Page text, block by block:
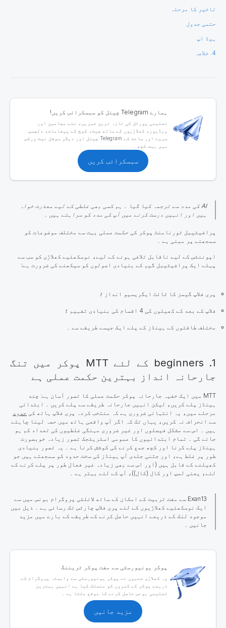
تاخیر کا مرحلہ
حتمی جدول
ہیڈ اپ
4. خلاصہ
ہمارے Telegram چینل کو سبسکرائب کریں!
تعلیمی پورٹل کی تازہ ترین خبریں، نئے مضامین اور
ویڈیوز، کھلاڑیوں کے ساتھ چیٹ، کوچ کے پیغامات، دلچسپ
سروے اور سائٹ کے Telegram چینل اور دیگر سوشل نیٹ ورکس
میں بہت کچھ ۔
سبسکرائب کریں
AI کی مدد سے ترجمہ کیا گیا ۔ ہم کسی بھی غلطی کے لیے معذرت خواہ
ہیں اور انہیں درست کرنے میں آپ کی مدد کو سراہتے ہیں ۔
پرافیٹیبل ٹورنامنٹ پوکر کی حکمت عملی بہت سے مختلف موضوعات کو
سمجھنے پر مبنی ہے ۔
اپوننٹس کے لیے ناقابل تلافی ہونے کے لیے، نوسکھئیے کھلاڑی کو سب سے
پہلے ایک پرافیٹیبل گیم کے بنیادی اصولوں کو سیکھنے کی ضرورت ہے:
پری فلاپ گیمز کا ٹائٹ ایگریسیو انداز ؛
فلاپ کے بعد کے کھیلوں کی 4 اقسام کی بنیادی تفہیم ؛
مختلف طاقتوں کے ہینڈز کے پلے ایک جیسے طریقے سے ۔
1. beginners کے لئے MTT پوکر میں تنگ
جارحانہ انداز بہترین حکمت عملی ہے
MTT میں ایک خفیہ جارحانہ پوکر حکمت عملی کا تصور آسان ہے: چند
ہینڈز پلے کریں، لیکن انہیں جارحانہ طریقے سے پلے کریں ۔ ابتدائی
مرحلے میں، یہ انتہائی ضروری ہے کہ منتخب کردہ پری فلاپ ہاتھ کی حدود
سے انحراف نہ کریں، یہاں تک کہ اگر آپ واقعی ہاتھ میں حصہ لینا چاہتے
ہیں ۔ اس سے مشکل فیصلوں اور غیر ضروری مہنگی غلطیوں کی تعداد کم ہو
جائے گی ۔
تمام ابتدائیوں کا عمومی اسٹریٹجک تصور زیادہ خوبصورت
ہینڈز پلے کرنا اور کچھ جمع کرنے کی کوشش کرنا ہے
۔ یہ تصور بنیادی
طور پر غلط ہے، اور جتنی جلدی آپ ہینڈز کی سخت حدود کو سمجھتے ہیں جو
کھیلنے کے قابل ہیں (اور اس سے بھی زیادہ غیر فعال طور پر پلے کرنے کے
لئے، یعنی لمپ اور کال (کال))، آپ کے لئے بہتر ہے ۔
Exan13 سے مفت تربیت کے امکان کے ساتھ لائلٹی پروگرام بونس میں سے
ایک نوسکھئیے کھلاڑیوں کے لئے پری فلاپ چارٹس تک رسائی ہے ۔ ذیل میں
موجود لنک کے ذریعے انہیں حاصل کرنے کے طریقے کے بارے میں مزید
جانیں ۔
پوکر یونیورسٹی سے مفت پوکر ٹریننگ
وہ کھلاڑی جنہوں نے پوکر یونیورسٹی سے وابستہ پروگرام کے
ذریعے پوکر کے کمروں کو منسلک کیا ہے انہیں بہترین
تعلیمی بونس حاصل کرنے کا موقع ملتا ہے ۔
مزید جانیں